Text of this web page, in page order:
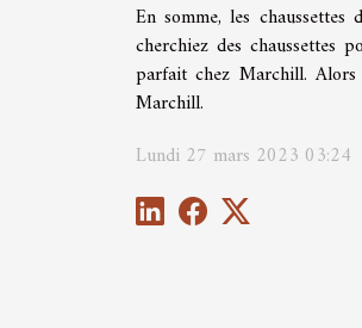
En somme, les
cherchiez des chaussettes
parfait chez Marchill.
Marchill.
Lundi 27 mars 2023 03:24